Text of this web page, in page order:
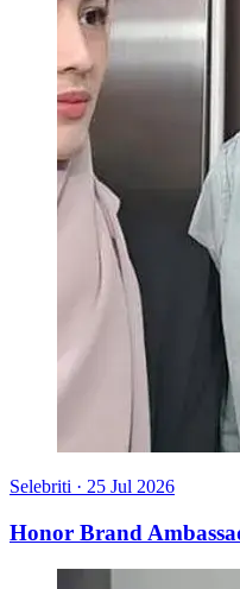
Selebriti · 25 Jul 2026
Honor Brand